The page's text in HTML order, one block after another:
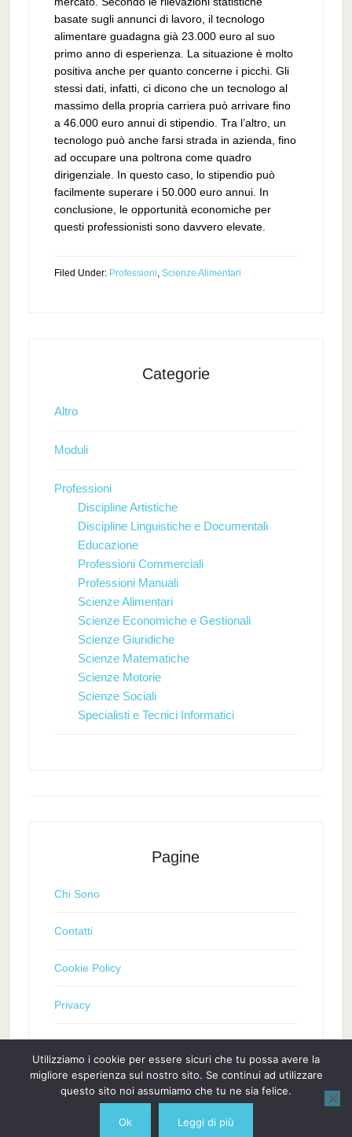
basate sugli annunci di lavoro, il tecnologo
alimentare guadagna già 23.000 euro al suo
primo anno di esperienza. La situazione è molto
positiva anche per quanto concerne i picchi. Gli
stessi dati, infatti, ci dicono che un tecnologo al
massimo della propria carriera può arrivare fino
a 46.000 euro annui di stipendio. Tra l’altro, un
tecnologo può anche farsi strada in azienda, fino
ad occupare una poltrona come quadro
dirigenziale. In questo caso, lo stipendio può
facilmente superare i 50.000 euro annui. In
conclusione, le opportunità economiche per
questi professionisti sono davvero elevate.
Filed Under: Professioni, Scienze Alimentari
Categorie
Altro
Moduli
Professioni
Discipline Artistiche
Discipline Linguistiche e Documentali
Educazione
Professioni Commerciali
Professioni Manuali
Scienze Alimentari
Scienze Economiche e Gestionali
Scienze Giuridiche
Scienze Matematiche
Scienze Motorie
Scienze Sociali
Specialisti e Tecnici Informatici
Pagine
Chi Sono
Contatti
Cookie Policy
Privacy
Utilizziamo i cookie per essere sicuri che tu possa avere la
migliore esperienza sul nostro sito. Se continui ad utilizzare
questo sito noi assumiamo che tu ne sia felice.
Ok Leggi di più